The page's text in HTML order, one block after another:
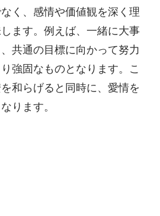
く、感情や価値観を深く理
ます。例えば、一緒に大事
共通の目標に向かって努力
強固なものとなります。こ
和らげると同時に、愛情を
ります。